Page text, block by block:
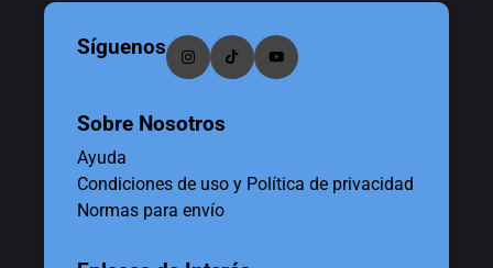
Síguenos
Sobre Nosotros
Ayuda
Condiciones de uso y Política de privacidad
Normas para envío